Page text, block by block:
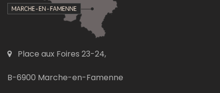
Place aux Foires 23-24,
B-6900 Marche-en-Famenne